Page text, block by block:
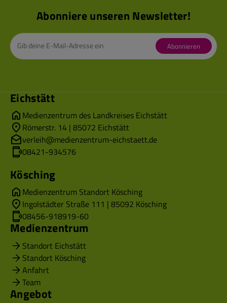
Abonniere unseren Newsletter!
Abonnieren
Eichstätt
Medienzentrum des Landkreises Eichstätt
Römerstr. 14 | 85072 Eichstätt
verleih@medienzentrum-eichstaett.de
08421-934576
Kösching
Medienzentrum Standort Kösching
Ingolstädter Straße 111 | 85092 Kösching
08456-918919-60
Medienzentrum
Standort Eichstätt
Standort Kösching
Anfahrt
Team
Angebot